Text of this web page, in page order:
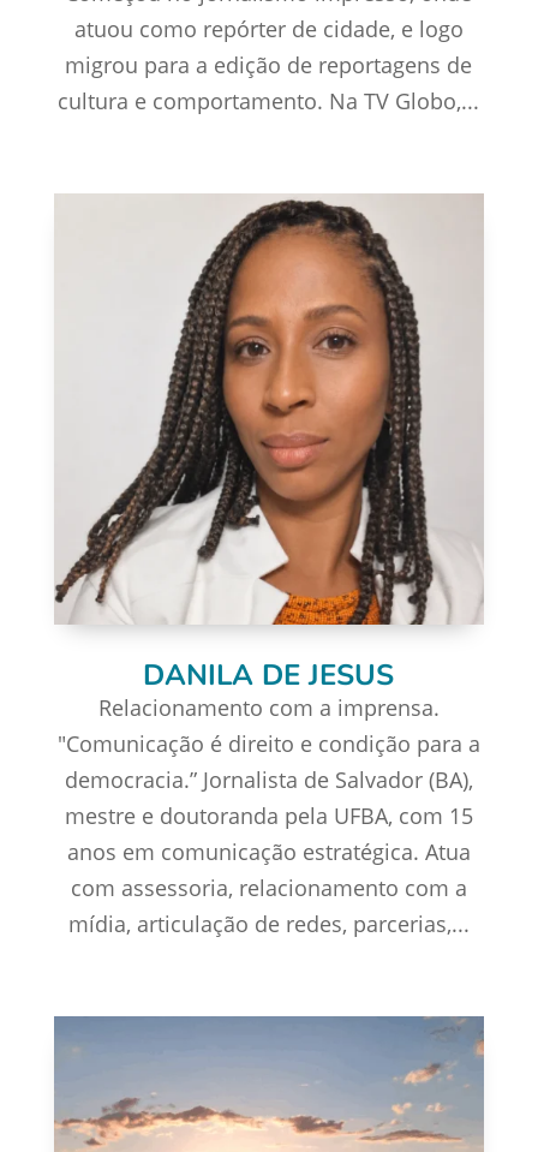
atuou como repórter de cidade, e logo
migrou para a edição de reportagens de
cultura e comportamento. Na TV Globo,...
DANILA DE JESUS
Relacionamento com a imprensa.
"Comunicação é direito e condição para a
democracia.” Jornalista de Salvador (BA),
mestre e doutoranda pela UFBA, com 15
anos em comunicação estratégica. Atua
com assessoria, relacionamento com a
mídia, articulação de redes, parcerias,...